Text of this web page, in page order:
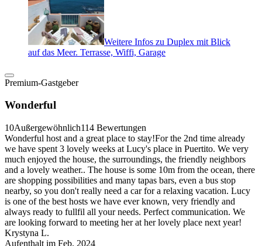
Weitere Infos zu Duplex mit Blick
auf das Meer. Terrasse, Wiffi, Garage
Premium-Gastgeber
Wonderful
10Außergewöhnlich114 Bewertungen
Wonderful host and a great place to stay!For the 2nd time already
we have spent 3 lovely weeks at Lucy's place in Puertito. We very
much enjoyed the house, the surroundings, the friendly neighbors
and a lovely weather.. The house is some 10m from the ocean, there
are shopping possibilities and many tapas bars, even a bus stop
nearby, so you don't really need a car for a relaxing vacation. Lucy
is one of the best hosts we have ever known, very friendly and
always ready to fullfil all your needs. Perfect communication. We
are looking forward to meeting her at her lovely place next year!
Krystyna L.
Aufenthalt im Feb. 2024